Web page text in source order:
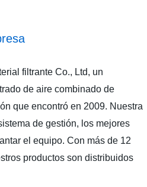
filtrante Co., Ltd, un
de aire combinado de
que encontró en 2009. Nuestra
de gestión, los mejores
el equipo. Con más de 12
productos son distribuidos